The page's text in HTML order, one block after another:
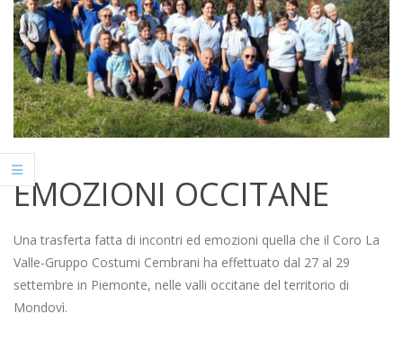
EMOZIONI OCCITANE
Una trasferta fatta di incontri ed emozioni quella che il Coro La
Valle-Gruppo Costumi Cembrani ha effettuato dal 27 al 29
settembre in Piemonte, nelle valli occitane del territorio di
Mondovì.